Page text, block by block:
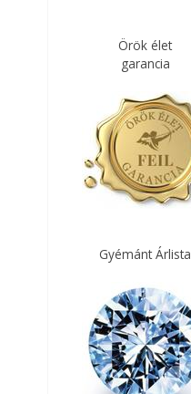
Örök élet
garancia
Gyémánt Árlista